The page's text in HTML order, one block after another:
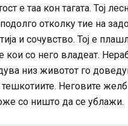
е таа кон тагата. Тој
подолго отколку тие на
и сочувство. Тој е
кои со него владеат.
низ животот го
Неговите
со ништо да се ублажи.